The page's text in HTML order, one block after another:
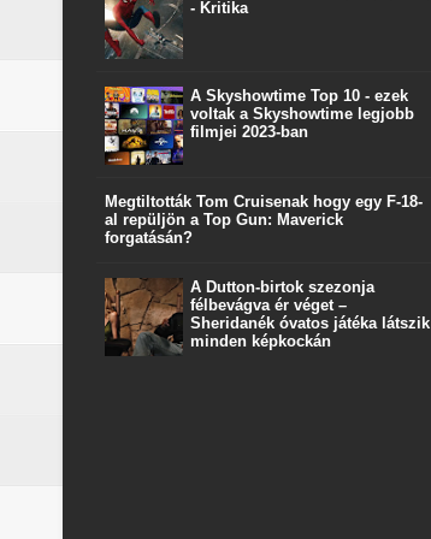
- Kritika
A Skyshowtime Top 10 - ezek
voltak a Skyshowtime legjobb
filmjei 2023-ban
Megtiltották Tom Cruisenak hogy egy F-18-
al repüljön a Top Gun: Maverick
forgatásán?
A Dutton‑birtok szezonja
félbevágva ér véget –
Sheridanék óvatos játéka látszik
minden képkockán